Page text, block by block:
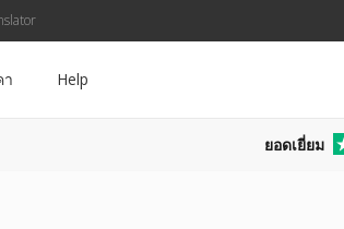
า Help
ยอดเยี่ยม